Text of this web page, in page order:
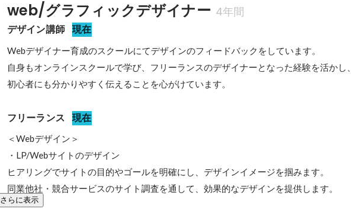
web/グラフィックデザイナー 4年間
デザイン講師 現在
Webデザイナー育成のスクールにてデザインのフィードバックをしています。
自身もオンラインスクールで学び、フリーランスのデザイナーとなった経験を活かし
初心者にも分かりやすく伝えることを心がけています。
フリーランス 現在
＜Webデザイン＞
・LP/Webサイトのデザイン
ヒアリングでサイトの目的やゴールを明確にし、デザインイメージを掴みます。
同業他社・競合サービスのサイト調査を通して、効果的なデザインを提供します。
さらに表示